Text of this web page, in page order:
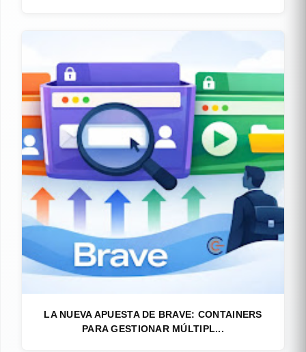
LA NUEVA APUESTA DE BRAVE: CONTAINERS
PARA GESTIONAR MÚLTIPL...